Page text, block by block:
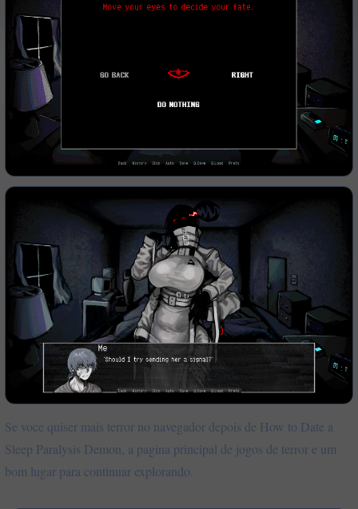
Se voce quiser mais terror no navegador depois de How to Date a
Sleep Paralysis Demon, a pagina principal de jogos de terror e um
bom lugar para continuar explorando.